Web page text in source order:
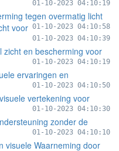
01-10-2023 04:10:19
tegen overmatig licht
01-10-2023 04:10:58
voor
01-10-2023 04:10:39
zicht en bescherming voor
01-10-2023 04:10:19
ervaringen en
01-10-2023 04:10:50
vertekening voor
01-10-2023 04:10:30
zonder de
01-10-2023 04:10:10
visuele Waarneming door